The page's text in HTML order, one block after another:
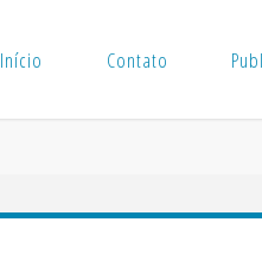
Início Contato